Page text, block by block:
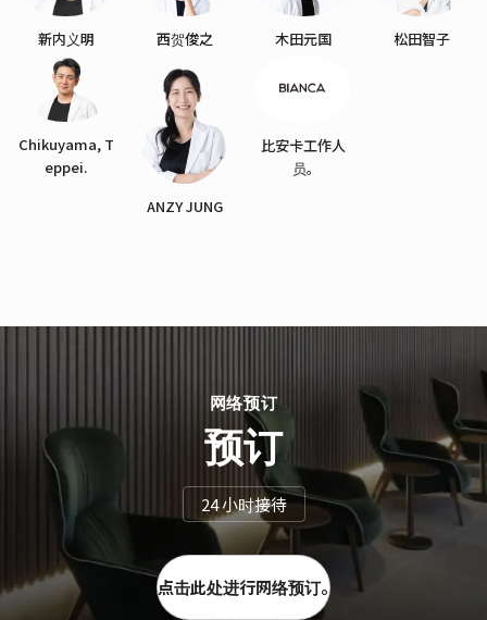
新内义明 西贺俊之 木田元国 松田智子
Chikuyama, T
eppei.
ANZY JUNG
比安卡工作人
员。
网络预订
预订
24 小时接待
点击此处进行网络预订。